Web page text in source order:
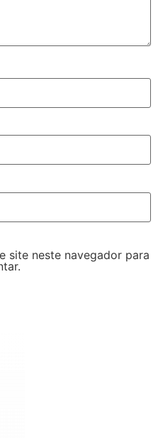
site neste navegador para